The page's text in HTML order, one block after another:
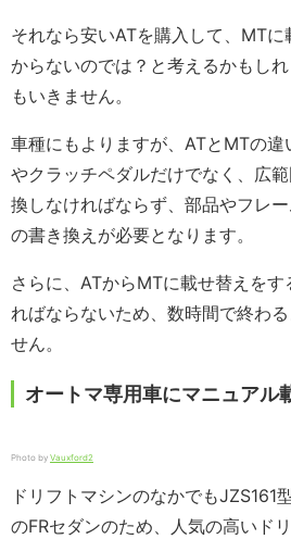
それなら安いATを購入して、MT
からないのでは？と考えるかもし
もいきません。
車種にもよりますが、ATとMTの
やクラッチペダルだけでなく、広
換しなければならず、部品やフレ
の書き換えが必要となります。
さらに、ATからMTに載せ替えを
ればならないため、数時間で終わ
せん。
オートマ専用車にマニュアル
Photo by Vauxford2
ドリフトマシンのなかでもJZS161
のFRセダンのため、人気の高いド